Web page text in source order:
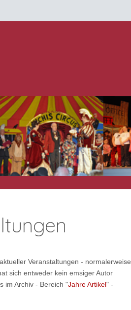
Veranstaltungen - normalerweise.
sich entweder kein emsiger Autor
im Archiv - Bereich "Jahre Artikel" -